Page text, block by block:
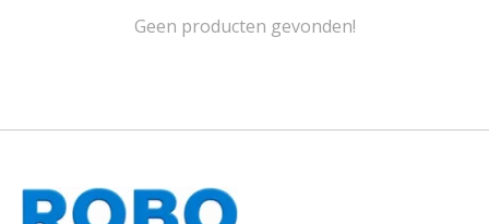
Geen producten gevonden!